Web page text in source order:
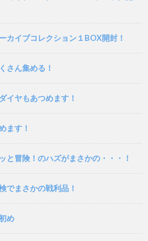
カイブコレクション１BOX開封！
さん集める！
イヤもあつめます！
ます！
と冒険！のハズがまさかの・・・！
でまさかの戦利品！
め